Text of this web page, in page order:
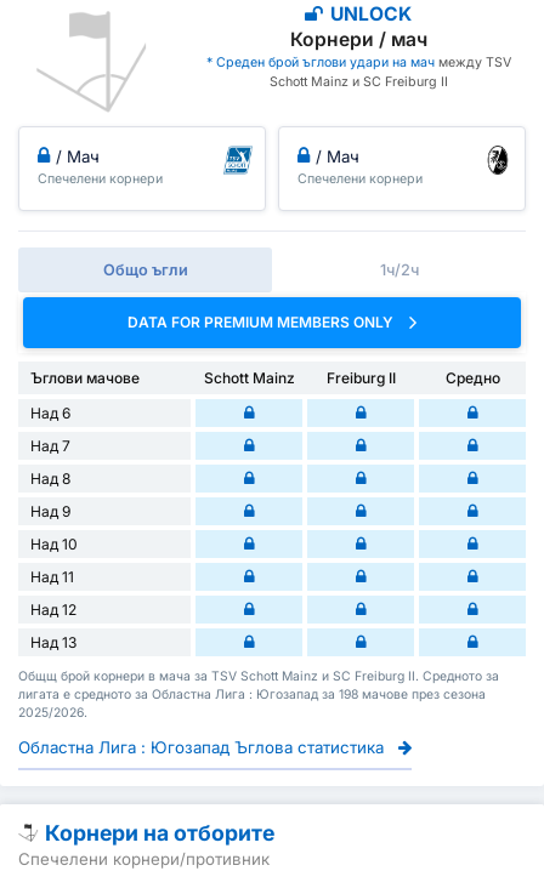
UNLOCK
Корнери / мач
* Среден брой ъглови удари на мачмежду TSV
Schott Mainz и SC Freiburg II
/ Мач
Спечелени корнери
/ Мач
Спечелени корнери
Общо ъгли 1ч/2ч
DATA FOR PREMIUM MEMBERS ONLY
Ъглови мачове Schott Mainz Freiburg II
Средно
Над 6
Над 7
Над 8
Над 9
Над 10
Над 11
Над 12
Над 13
Общщ брой корнери в мача за TSV Schott Mainz и SC Freiburg II. Средното за
лигата е средното за Областна Лига : Югозапад за 198 мачове през сезона
2025/2026.
Областна Лига : Югозапад Ъглова статистика
Корнери на отборите
Спечелени корнери/противник